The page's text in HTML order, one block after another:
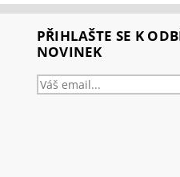
PŘIHLAŠTE SE K
NOVINEK